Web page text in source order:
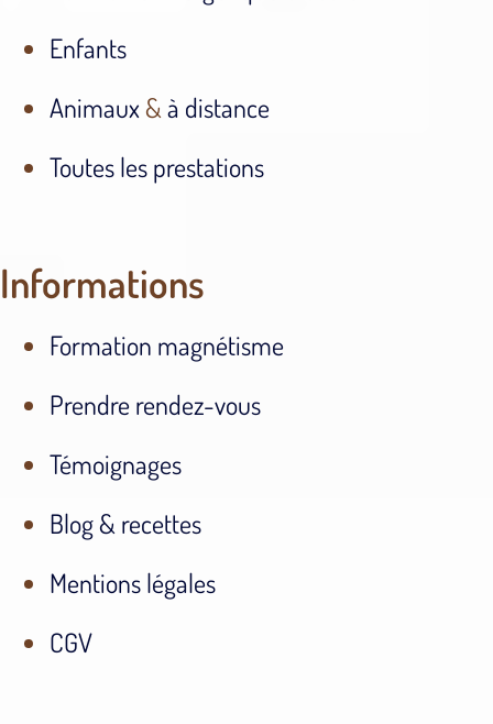
Enfants
Animaux&à distance
Toutes les prestations
Informations
Formation magnétisme
Prendre rendez-vous
Témoignages
Blog & recettes
Mentions légales
CGV